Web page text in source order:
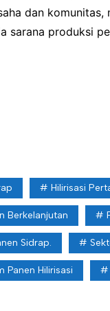
dan
sarana produksi
Hilirisasi
Berkelanjutan
Sidrap.
Panen Hilirisasi